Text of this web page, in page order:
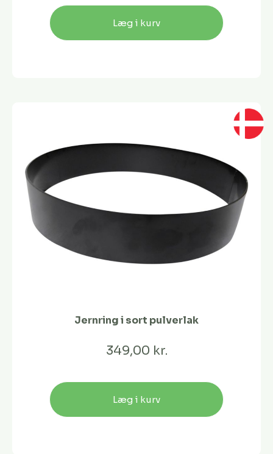
Læg i kurv
Jernring i sort pulverlak
349,00 kr.
Læg i kurv